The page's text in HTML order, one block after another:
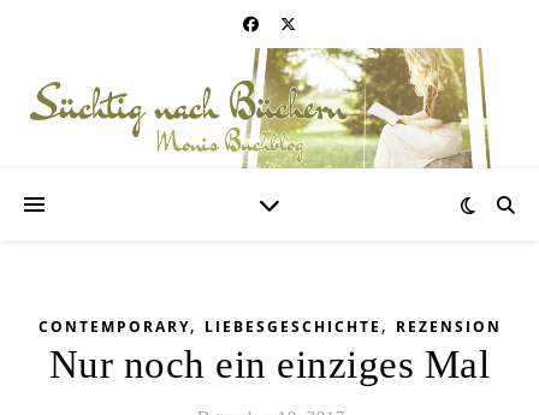
CONTEMPORARY, LIEBESGESCHICHTE , REZENSION
Nur noch ein einziges Mal